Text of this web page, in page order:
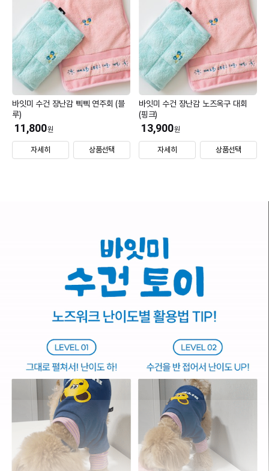
바잇미 수건 장난감 삑삑 연주회 (블
루)
11,800원
자세히 상품선택
바잇미 수건 장난감 노즈옥구 대회
(핑크)
13,900원
자세히 상품선택